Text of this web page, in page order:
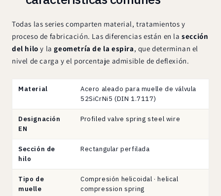
Todas las series comparten material, tratamientos y
proceso de fabricación. Las diferencias están en lasección
del hilo y lageometría de la espira, que determinan el
nivel de carga y el porcentaje admisible de deflexión.
Características
a
las
material,
tratamientos
Material
Acero aleado para muelle de válvula
52SiCrNi5 (DIN 1.7117)
Designación
EN
Profiled valve spring steel wire
Sección de
hilo
Rectangular perfilada
Tipo de
muelle
Compresión helicoidal · helical
compression spring